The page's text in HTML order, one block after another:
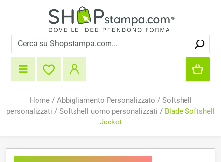
Home/ Abbigliamento Personalizzato / Softshell
personalizzati / Softshell uomo personalizzati / Blade Softshell
Jacket